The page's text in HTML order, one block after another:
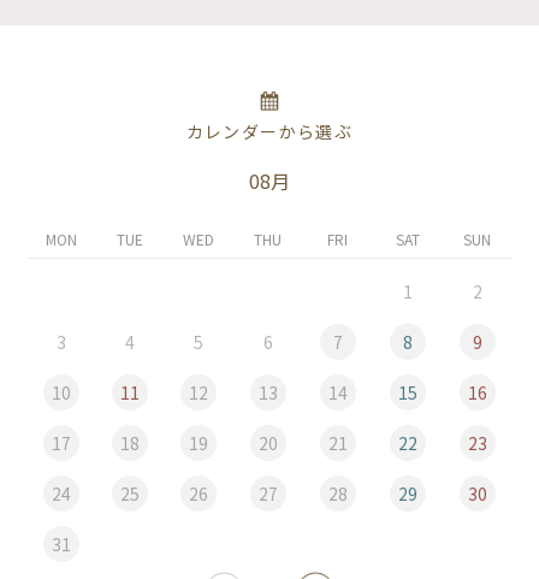
カレンダーから選ぶ
08月
MON TUE WED THU FRI SAT SUN
1 2
3 4 5 6 7 8 9
10 11 12 13 14 15 16
17 18 19 20 21 22 23
24 25 26 27 28 29 30
31